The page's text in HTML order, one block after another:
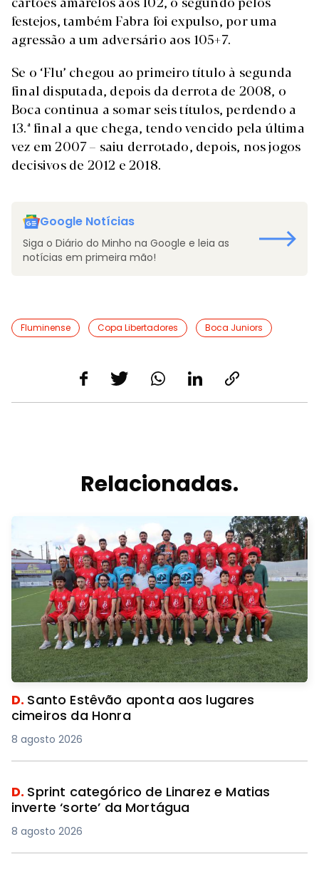
festejos, também Fabra foi expulso, por uma
agressão a um adversário aos 105+7.
Se o ‘Flu’ chegou ao primeiro título à segunda
final disputada, depois da derrota de 2008, o
Boca continua a somar seis títulos, perdendo a
13.ª final a que chega, tendo vencido pela última
vez em 2007 – saiu derrotado, depois, nos jogos
decisivos de 2012 e 2018.
Google Notícias
Siga o Diário do Minho na Google e leia as
notícias em primeira mão!
Fluminense Copa Libertadores Boca Juniors
Relacionadas.
D. Santo Estêvão aponta aos lugares
cimeiros da Honra
8 agosto 2026
D. Sprint categórico de Linarez e Matias
inverte ‘sorte’ da Mortágua
8 agosto 2026